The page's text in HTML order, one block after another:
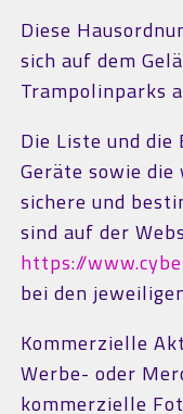
Diese
sich auf dem
Trampolinparks
Die Liste und
Geräte sowie
sichere und
sind auf der
https://
bei den
Kommerzielle
Werbe- oder
kommerzielle